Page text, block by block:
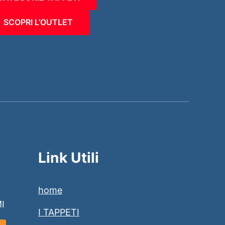
SCOPRI L’OUTLET
Link Utili
home
I TAPPETI